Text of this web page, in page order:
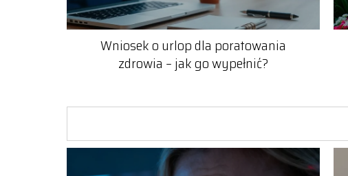
Wniosek o urlop dla poratowania
zdrowia – jak go wypełnić?